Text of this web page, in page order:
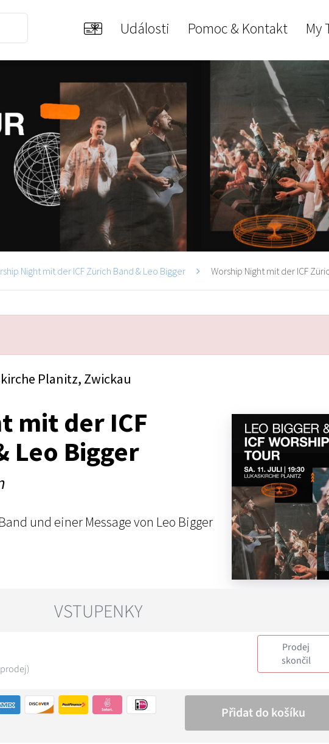
Události Pomoc & Kontakt My
Night mit der ICF Zürich Band & Leo Bigger Worship Night mit der ICF
Planitz, Zwickau
mit der ICF
Leo Bigger
und einer Message von Leo Bigger